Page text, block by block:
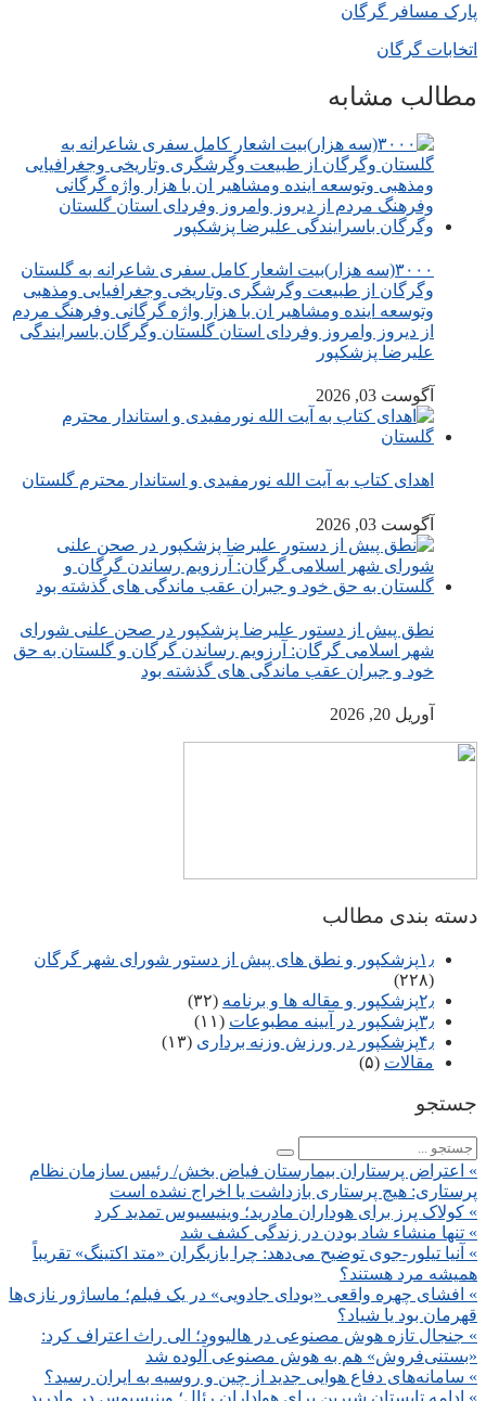
پارک مسافر گرگان
اتخابات گرگان
مطالب مشابه
۳۰۰۰(سه هزار)بیت اشعار کامل سفری شاعرانه به گلستان
وگرگان از طبیعت وگرشگری وتاریخی وجغرافیایی ومذهبی
وتوسعه اینده ومشاهیر ان با هزار واژه گرگانی وفرهنگ مردم
از دیروز وامروز وفردای استان گلستان وگرگان باسرایندگی
علیرضا پزشکپور
آگوست 03, 2026
اهدای کتاب به آیت الله نورمفیدی و استاندار محترم گلستان
آگوست 03, 2026
نطق پیش از دستور علیرضا پزشکپور در صحن علنی شورای
شهر اسلامی گرگان: آرزویم رساندن گرگان و گلستان به حق
خود و جبران عقب ماندگی های گذشته بود
آوریل 20, 2026
دسته بندی مطالب
۱٫پزشکپور و نطق های پیش از دستور شورای شهر گرگان
(۲۲۸)
۲٫پزشکپور و مقاله ها و برنامه
(۳۲)
۳٫پزشکپور در آیینه مطبوعات
(۱۱)
۴٫پزشکپور در ورزش وزنه برداری
(۱۳)
مقالات (۵)
جستجو
» اعتراض پرستاران بیمارستان فیاض بخش/ رئیس سازمان نظام
پرستاری: هیچ پرستاری بازداشت یا اخراج نشده است
» کولاک پرز برای هوداران مادرید؛ وینیسیوس تمدید کرد
» تنها منشاء شاد بودن در زندگی کشف شد
» آنیا تیلور-جوی توضیح می‌دهد: چرا بازیگران «متد اکتینگ» تقریباً
همیشه مرد هستند؟
» افشای چهره واقعی «بودای جادویی» در یک فیلم؛ ماساژور نازی‌ها
قهرمان بود یا شیاد؟
» جنجال تازه هوش مصنوعی در هالیوود؛ الی راث اعتراف کرد:
«بستنی‌فروش» هم به هوش مصنوعی آلوده شد
» سامانه‌های دفاع هوایی جدید از چین و روسیه به ایران رسید؟